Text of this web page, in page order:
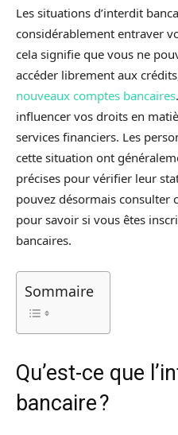
Les situations d’interdit
considérablement entraver
cela signifie que vous ne
accéder librement aux
nouveaux comptes bancaires
influencer vos droits en
services financiers. Les
cette situation ont
précises pour vérifier leur
pouvez désormais consulter
pour savoir si vous êtes
bancaires.
Sommaire
Qu’est-ce que
bancaire ?